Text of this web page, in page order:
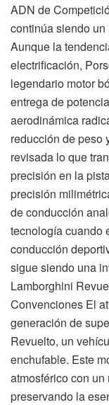
ADN de
continúa siendo un
Aunque la
electrificación,
legendario motor
entrega de
aerodinámica
reducción de peso
revisada lo que
precisión en la
precisión
de conducción
tecnología cuando
conducción
sigue siendo una
Lamborghini
Convenciones El
generación de
Revuelto, un
enchufable. Este
atmosférico con
preservando la